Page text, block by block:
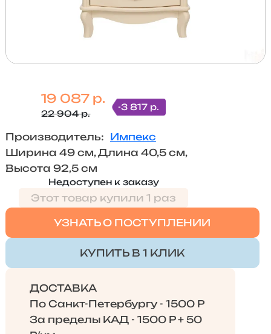
19 087 р.
22 904 р.
-3 817 р.
Производитель: Импекс
Ширина 49 см, Длина 40,5 см,
Высота 92,5 см
Недоступен к заказу
Этот товар купили 1 раз
УЗНАТЬ О ПОСТУПЛЕНИИ
КУПИТЬ В 1 КЛИК
ДОСТАВКА
По Санкт-Петербургу - 1500 Р
За пределы КАД - 1500 Р + 50